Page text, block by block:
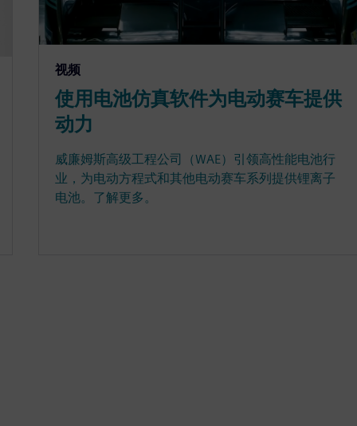
视频
使用电池仿真软件为电动赛车提供
动力
威廉姆斯高级工程公司（WAE）引领高性能电池行
业，为电动方程式和其他电动赛车系列提供锂离子
电池。了解更多。